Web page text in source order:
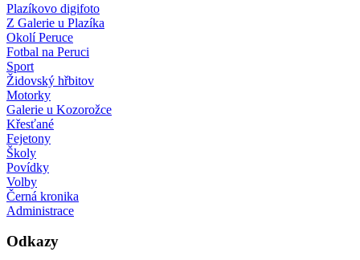
Plazíkovo digifoto
Z Galerie u Plazíka
Okolí Peruce
Fotbal na Peruci
Sport
Židovský hřbitov
Motorky
Galerie u Kozorožce
Křesťané
Fejetony
Školy
Povídky
Volby
Černá kronika
Administrace
Odkazy